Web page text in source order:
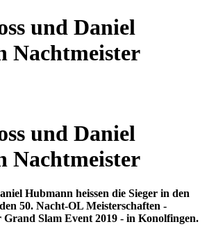
und Daniel
Nachtmeister
und Daniel
Nachtmeister
Hubmann heissen die Sieger in den
50. Nacht-OL Meisterschaften -
Grand Slam Event 2019 - in Konolfingen.